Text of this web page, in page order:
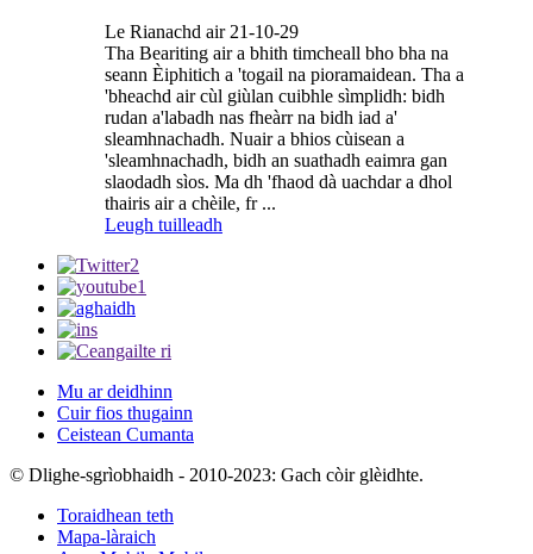
Le Rianachd air 21-10-29
Tha Beariting air a bhith timcheall bho bha na
seann Èiphitich a 'togail na pioramaidean. Tha a
'bheachd air cùl giùlan cuibhle sìmplidh: bidh
rudan a'labadh nas fheàrr na bidh iad a'
sleamhnachadh. Nuair a bhios cùisean a
'sleamhnachadh, bidh an suathadh eaimra gan
slaodadh sìos. Ma dh 'fhaod dà uachdar a dhol
thairis air a chèile, fr ...
Leugh tuilleadh
Mu ar deidhinn
Cuir fios thugainn
Ceistean Cumanta
© Dlighe-sgrìobhaidh - 2010-2023: Gach còir glèidhte.
Toraidhean teth
Mapa-làraich